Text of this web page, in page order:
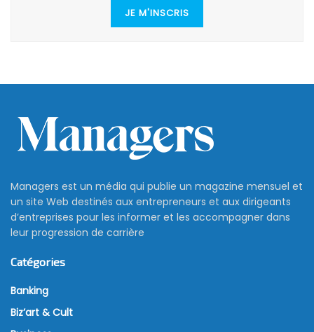
JE M'INSCRIS
Managers est un média qui publie un magazine mensuel et
un site Web destinés aux entrepreneurs et aux dirigeants
d’entreprises pour les informer et les accompagner dans
leur progression de carrière
Catégories
Banking
Biz’art & Cult